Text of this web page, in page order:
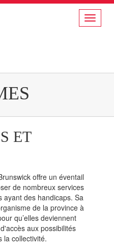
Toggle
ET
offre un éventail
de nombreux services
ayant des handicaps. Sa
de la province à
qu’elles deviennent
aux possibilités
la collectivité.